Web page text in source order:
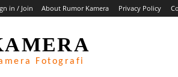
in / Join About Rumor Kamera Privacy Policy
Fotografi